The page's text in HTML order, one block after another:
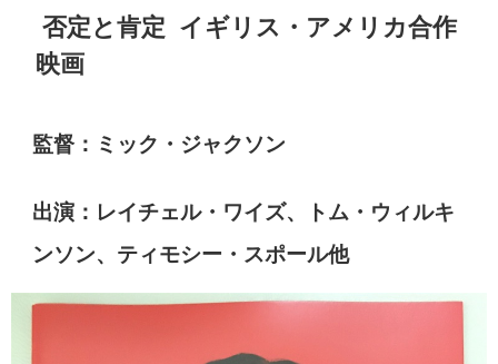
否定と肯定 イギリス・アメリカ合作
映画
監督：ミック・ジャクソン
出演：レイチェル・ワイズ、トム・ウィルキ
ンソン、ティモシー・スポール他